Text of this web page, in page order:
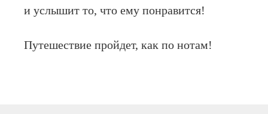
и услышит то, что ему понравится!
Путешествие пройдет, как по нотам!